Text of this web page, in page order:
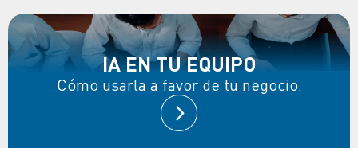
IA EN TU EQUIPO
Cómo usarla a favor de tu negocio.